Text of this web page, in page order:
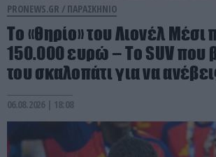
PRONEWS.GR / ΠΑΡΑΣΚΗΝΙΟ
Το «θηρίο» του Λιονέλ Μέσι
150.000 ευρώ – Το SUV που
του σκαλοπάτι για να
06.08.2026 | 18:08